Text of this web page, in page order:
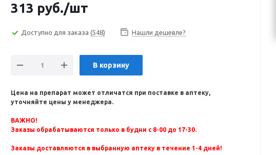
313 руб./шт
Доступно для заказа (548) Нашли дешевле?
В корзину
Цена на препарат может отличатся при поставке в аптеку,
уточняйте цены у менеджера.
ВАЖНО!
Заказы обрабатываются только в будни с 8-00 до 17-30.
Заказы доставляются в выбранную аптеку в течение 1-4 дней!